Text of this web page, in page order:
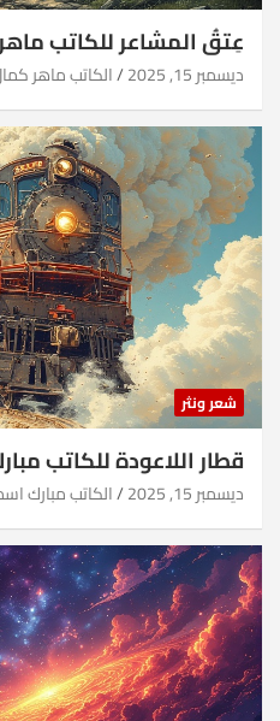
عِتقُ المشاعر للكاتب
ديسمبر 15, 2025 الكاتب ماهر
شعر ونثر
قطار اللاعودة للكاتب
ديسمبر 15, 2025 الكاتب مبارك